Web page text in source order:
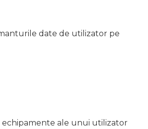
date de utilizator pe
echipamente ale unui utilizator